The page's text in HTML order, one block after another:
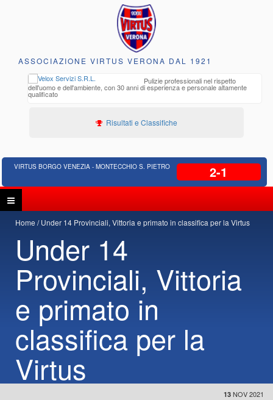
ASSOCIAZIONE VIRTUS VERONA DAL 1921
Pulizie professionali nel rispetto
dell'uomo e dell'ambiente, con 30 anni di esperienza e personale altamente
qualificato
Risultati e Classifiche
VIRTUS BORGO VENEZIA - MONTECCHIO S. PIETRO 2-1
Home Under 14 Provinciali, Vittoria e primato in classifica per la Virtus
Under 14
Provinciali, Vittoria
e primato in
classifica per la
Virtus
13 NOV 2021